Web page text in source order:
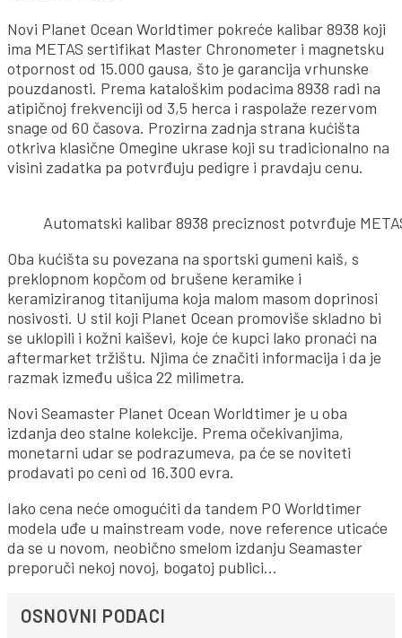
Novi Planet Ocean Worldtimer pokreće kalibar 8938 koji
ima METAS sertifikat Master Chronometer i magnetsku
otpornost od 15.000 gausa, što je garancija vrhunske
pouzdanosti. Prema kataloškim podacima 8938 radi na
atipičnoj frekvenciji od 3,5 herca i raspolaže rezervom
snage od 60 časova. Prozirna zadnja strana kućišta
otkriva klasične Omegine ukrase koji su tradicionalno na
visini zadatka pa potvrđuju pedigre i pravdaju cenu.
Automatski kalibar 8938 preciznost potvrđuje
Oba kućišta su povezana na sportski gumeni kaiš, s
preklopnom kopčom od brušene keramike i
keramiziranog titanijuma koja malom masom doprinosi
nosivosti. U stil koji Planet Ocean promoviše skladno bi
se uklopili i kožni kaiševi, koje će kupci lako pronaći na
aftermarket tržištu. Njima će značiti informacija i da je
razmak između ušica 22 milimetra.
Novi Seamaster Planet Ocean Worldtimer je u oba
izdanja deo stalne kolekcije. Prema očekivanjima,
monetarni udar se podrazumeva, pa će se noviteti
prodavati po ceni od 16.300 evra.
Iako cena neće omogućiti da tandem PO Worldtimer
modela uđe u mainstream vode, nove reference uticaće
da se u novom, neobično smelom izdanju Seamaster
preporuči nekoj novoj, bogatoj publici…
OSNOVNI PODACI